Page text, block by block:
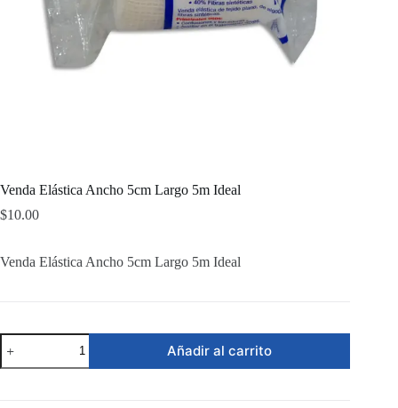
Venda Elástica Ancho 5cm Largo 5m Ideal
$10.00
Venda Elástica Ancho 5cm Largo 5m Ideal
Venda
Elástica
Ancho
Añadir al carrito